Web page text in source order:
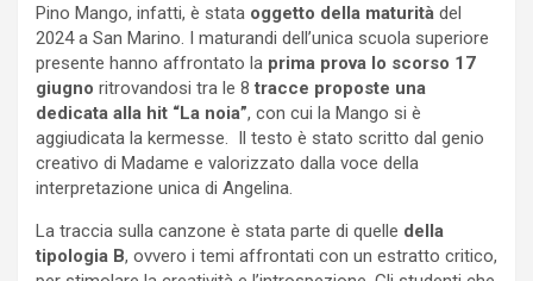
Pino Mango, infatti, è stata oggetto della maturità del
2024 a San Marino. I maturandi dell’unica scuola superiore
presente hanno affrontato la prima prova lo scorso 17
giugno ritrovandosi tra le 8tracce proposte una
dedicata alla hit “La noia”, con cui la Mango si è
aggiudicata la kermesse. Il testo è stato scritto dal genio
creativo di Madame e valorizzato dalla voce della
interpretazione unica di Angelina.
La traccia sulla canzone è stata parte di quelle della
tipologia B, ovvero i temi affrontati con un estratto critico,